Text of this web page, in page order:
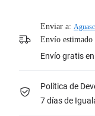
Enviar a:
Envío estimado
Envío gratis
Política de
7 días de